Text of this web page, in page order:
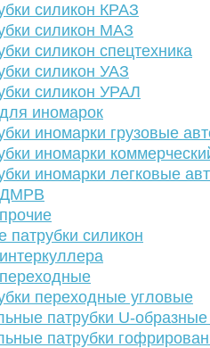
силикон КРАЗ
силикон МАЗ
силикон спецтехника
силикон УАЗ
силикон УРАЛ
иномарок
иномарки грузовые
иномарки
иномарки легковые
ДМРВ
патрубки силикон
переходные угловые
патрубки U-
патрубки